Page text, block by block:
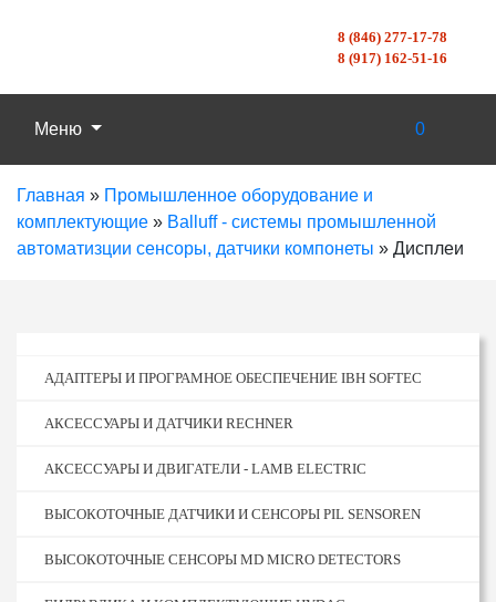
8 (846) 277-17-78
8 (917) 162-51-16
Меню 0
Главная » Промышленное оборудование и
комплектующие » Balluff - системы промышленной
автоматизции сенсоры, датчики компонеты » Дисплеи
АДАПТЕРЫ И ПРОГРАМНОЕ ОБЕСПЕЧЕНИЕ IBH SOFTEC
АКСЕССУАРЫ И ДАТЧИКИ RECHNER
АКСЕССУАРЫ И ДВИГАТЕЛИ - LAMB ELECTRIC
ВЫСОКОТОЧНЫЕ ДАТЧИКИ И СЕНСОРЫ PIL SENSOREN
ВЫСОКОТОЧНЫЕ СЕНСОРЫ MD MICRO DETECTORS